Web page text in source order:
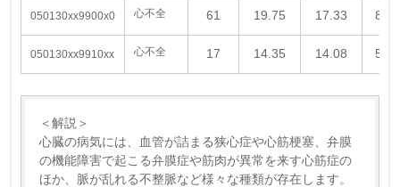
050130xx9900x0 心不全 61 19.75 17.33 8.20
050130xx9910xx 心不全 17 14.35 14.08 5.88
＜解説＞
心臓の病気には、血管が詰まる狭心症や心筋梗塞、弁膜
の機能障害で起こる弁膜症や筋肉が異常を来す心筋症の
ほか、脈が乱れる不整脈など様々な種類が存在します。